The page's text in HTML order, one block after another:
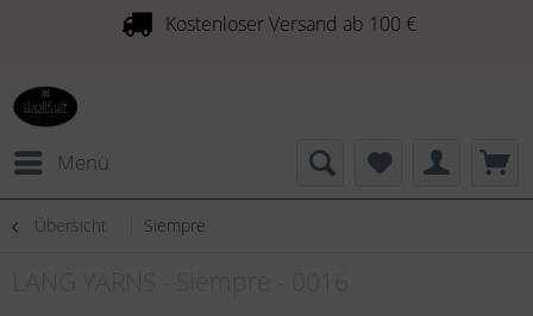
Kostenloser Versand ab 100 €
Menü
Übersicht Siempre